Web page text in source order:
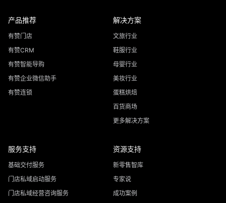
产品推荐
有赞门店
有赞CRM
有赞智能导购
有赞企业微信助手
有赞连锁
解决方案
文旅行业
鞋服行业
母婴行业
美妆行业
蛋糕烘焙
百货商场
更多解决方案
服务支持
基础交付服务
门店私域启动服务
门店私域经营咨询服务
资源支持
新零售智库
专家说
成功案例